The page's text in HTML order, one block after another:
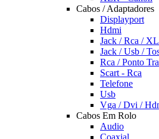
Cabos / Adaptadores
Displayport
Hdmi
Jack / Rca /
Jack / Usb /
Rca / Ponto
Scart - Rca
Telefone
Usb
Vga / Dvi /
Cabos Em Rolo
Audio
Coaxial